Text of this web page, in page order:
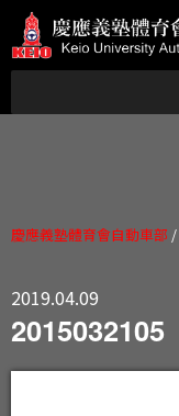
慶應義塾體育會自動車部 /
2019.04.09
2015032105